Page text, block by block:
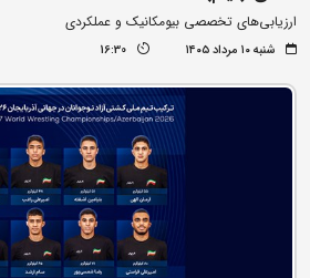
ارزیابی‌های تخصصی بیومکانیک و عملکردی
شنبه ۱۰ مرداد ۱۴۰۵ 16:30